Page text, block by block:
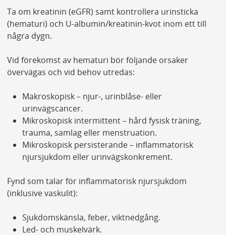
Ta om kreatinin (eGFR) samt kontrollera urinsticka
(hematuri) och U-albumin/kreatinin-kvot inom ett till
några dygn.
Vid förekomst av hematuri bör följande orsaker
övervägas och vid behov utredas:
Makroskopisk – njur-, urinblåse- eller
urinvägscancer.
Mikroskopisk intermittent – hård fysisk träning,
trauma, samlag eller menstruation.
Mikroskopisk persisterande – inflammatorisk
njursjukdom eller urinvägskonkrement.
Fynd som talar för inflammatorisk njursjukdom
(inklusive vaskulit):
Sjukdomskänsla, feber, viktnedgång.
Led- och muskelvärk.